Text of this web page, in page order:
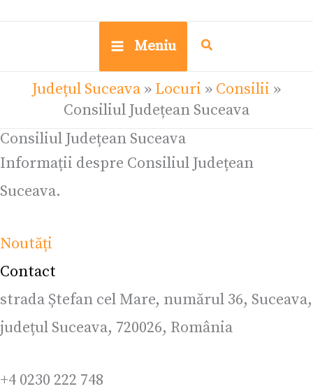
Meniu
Județul Suceava » Locuri » Consilii »
Consiliul Județean Suceava
Consiliul Județean Suceava
Informații despre Consiliul Județean
Suceava.
Noutăți
Contact
strada Ștefan cel Mare, numărul 36, Suceava,
județul Suceava, 720026, România
+4 0230 222 748